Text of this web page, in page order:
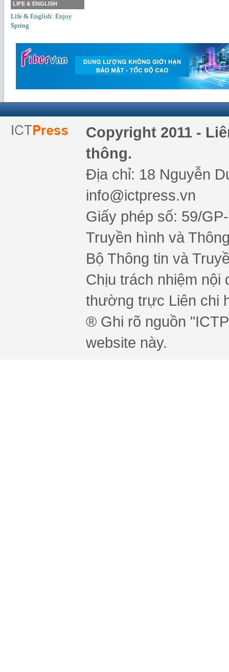
LIFE & ENGLISH
Life & English: Enjoy
Spring
Copyright 2011 -
thông.
Địa chỉ: 18 Nguyễn
info@ictpress.vn
Giấy phép số: 59/
Truyền hình và
Bộ Thông tin và
Chịu trách nhiệm nội
thường trực Liên chi
® Ghi rõ nguồn
website này.